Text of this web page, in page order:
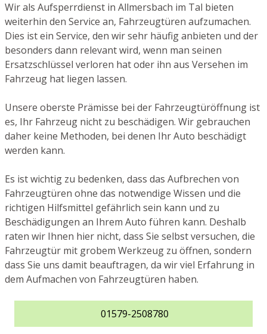
Wir als Aufsperrdienst in Allmersbach im Tal bieten
weiterhin den Service an, Fahrzeugtüren aufzumachen.
Dies ist ein Service, den wir sehr häufig anbieten und der
besonders dann relevant wird, wenn man seinen
Ersatzschlüssel verloren hat oder ihn aus Versehen im
Fahrzeug hat liegen lassen.
Unsere oberste Prämisse bei der Fahrzeugtüröffnung ist
es, Ihr Fahrzeug nicht zu beschädigen. Wir gebrauchen
daher keine Methoden, bei denen Ihr Auto beschädigt
werden kann.
Es ist wichtig zu bedenken, dass das Aufbrechen von
Fahrzeugtüren ohne das notwendige Wissen und die
richtigen Hilfsmittel gefährlich sein kann und zu
Beschädigungen an Ihrem Auto führen kann. Deshalb
raten wir Ihnen hier nicht, dass Sie selbst versuchen, die
Fahrzeugtür mit grobem Werkzeug zu öffnen, sondern
dass Sie uns damit beauftragen, da wir viel Erfahrung in
dem Aufmachen von Fahrzeugtüren haben.
01579-2508780